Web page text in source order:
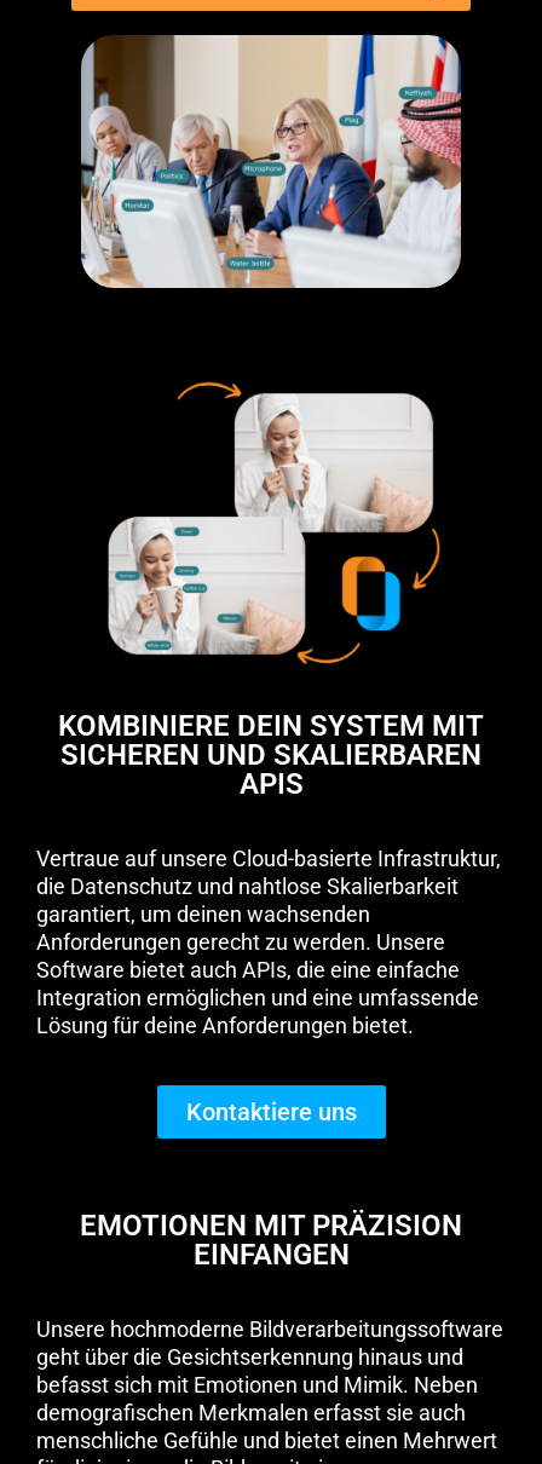
KOMBINIERE DEIN SYSTEM MIT
SICHEREN UND SKALIERBAREN
APIS
Vertraue auf unsere Cloud-basierte Infrastruktur,
die Datenschutz und nahtlose Skalierbarkeit
garantiert, um deinen wachsenden
Anforderungen gerecht zu werden. Unsere
Software bietet auch APIs, die eine einfache
Integration ermöglichen und eine umfassende
Lösung für deine Anforderungen bietet.
Kontaktiere uns
EMOTIONEN MIT PRÄZISION
EINFANGEN
Unsere hochmoderne Bildverarbeitungssoftware
geht über die Gesichtserkennung hinaus und
befasst sich mit Emotionen und Mimik. Neben
demografischen Merkmalen erfasst sie auch
menschliche Gefühle und bietet einen Mehrwert